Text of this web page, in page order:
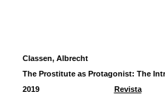
Classen, Albrecht
The Prostitute as Protagonist: The
2019 Revista